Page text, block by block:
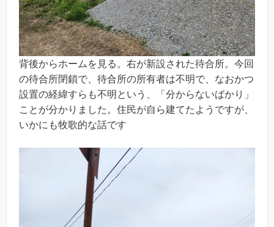
背後からホームを見る。右が新設された待合所。今回
の待合所閉鎖で、待合所の所有者は不明で、なおかつ
設置の経緯すらも不明という、「分からないばかり」
ことが分かりました。住民が自ら建てたようですが、
いかにも牧歌的な話です